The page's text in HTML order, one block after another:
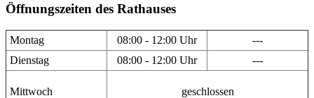
Öffnungszeiten des Rathauses
Montag 08:00 - 12:00 Uhr
---
Dienstag
08:00 - 12:00 Uhr ---
Mittwoch geschlossen